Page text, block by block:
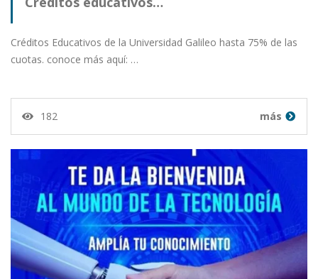
Créditos Educativos de la Universidad Galileo hasta 75% de las
cuotas. conoce más aquí: …
182 más